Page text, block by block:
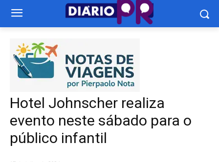
Hotel Johnscher realiza
evento neste sábado para o
público infantil